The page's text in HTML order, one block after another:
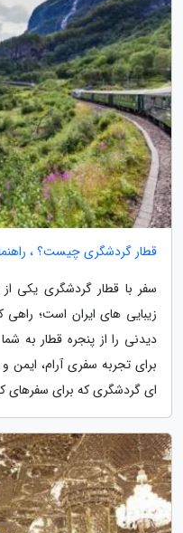
قطار گردشگری چیست؟ ،
سفر با قطار گردشگری یکی
زیبایی های ایران است؛ راهی
دیدنی را از پنجره قطار به
برای تجربه سفری آرام، ایمن
ای گردشگری که برای سفرهای